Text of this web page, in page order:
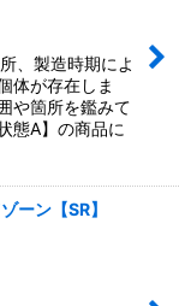
、製造時期によ
体が存在しま
や箇所を鑑みて
態A】の商品に
ーン【SR】